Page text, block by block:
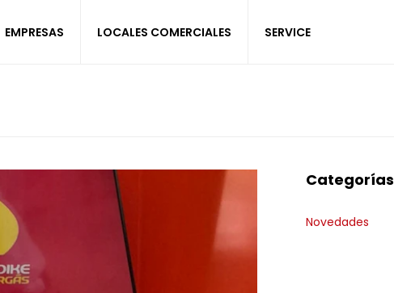
EMPRESAS LOCALES COMERCIALES SERVICE
Categorías
Novedades